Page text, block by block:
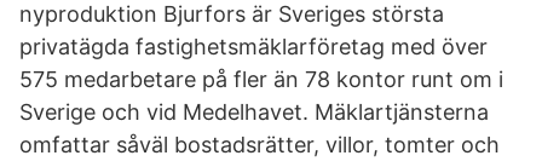
nyproduktion Bjurfors är Sveriges största
privatägda fastighetsmäklarföretag med över
575 medarbetare på fler än 78 kontor runt om i
Sverige och vid Medelhavet. Mäklartjänsterna
omfattar såväl bostadsrätter, villor, tomter och